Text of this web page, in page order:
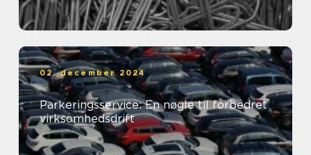
02. december 2024
Parkeringsservice: En nøgle til forbedret
virksomhedsdrift